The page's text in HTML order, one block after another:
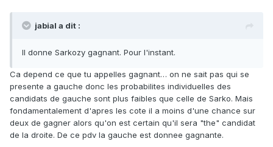
jabial a dit :
Il donne Sarkozy gagnant. Pour l'instant.
Ca depend ce que tu appelles gagnant… on ne sait pas qui se
presente a gauche donc les probabilites individuelles des
candidats de gauche sont plus faibles que celle de Sarko. Mais
fondamentalement d'apres les cote il a moins d'une chance sur
deux de gagner alors qu'on est certain qu'il sera "the" candidat
de la droite. De ce pdv la gauche est donnee gagnante.